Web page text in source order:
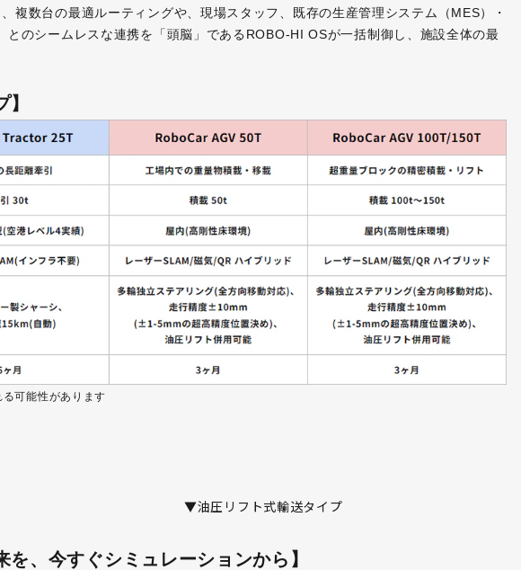
複数台の最適ルーティングや、現場スタッフ、既存の生産管理システム（MES）・
とのシームレスな連携を「頭脳」であるROBO-HI OSが一括制御し、施設全体の最
可能性があります
▼油圧リフト式輸送タイプ
を、今すぐシミュレーションから】